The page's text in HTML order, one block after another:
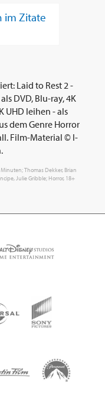
im Zitate
Laid to Rest 2 -
DVD, Blu-ray, 4K
UHD leihen - als
dem Genre Horror
Film-Material © I-
Minuten; Thomas Dekker, Brian
Julie Gribble; Horror, 18+